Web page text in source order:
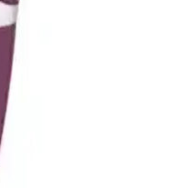
Çubuk Blender Seti
Özellikleri
Blender Seti, yüksek
tasarımıyla mutfakta
çalışma özelliğiyle öne
Blender Mor